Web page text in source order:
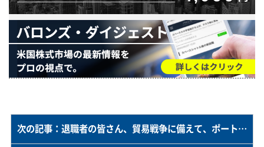
次の記事：退職者の皆さん、貿易戦争に備えて、ポートフォリオの守りを固めましょう